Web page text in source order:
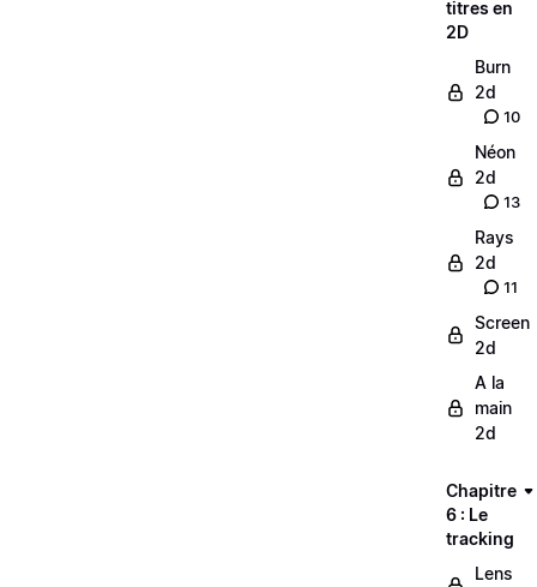
titres en
2D
Burn
2d
10
Néon
2d
13
Rays
2d
11
Screen
2d
A la
main
2d
Chapitre
6 : Le
tracking
Lens